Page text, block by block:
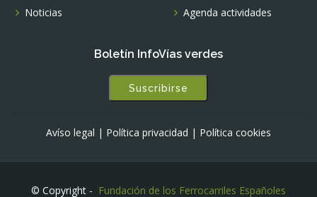
Noticias
Agenda actividades
Boletín InfoVías verdes
Suscribirse
Avíso legal | Política privacidad | Política cookies
© Copyright - Fundación de los Ferrocarriles Españoles